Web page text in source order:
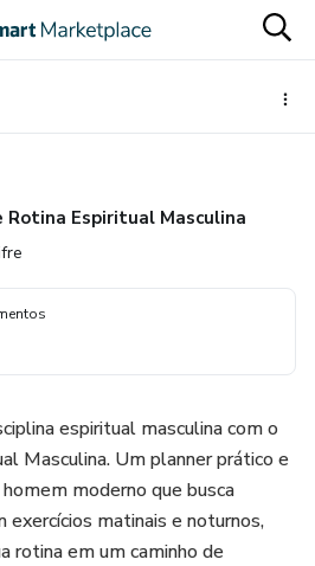
Rotina Espiritual Masculina
espiritual masculina com o
Masculina. Um planner prático e
moderno que busca
exercícios matinais e noturnos,
rotina em um caminho de